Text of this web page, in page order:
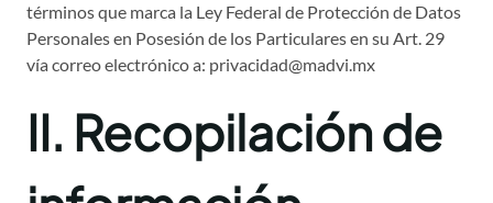
términos que marca la Ley Federal de Protección de Datos
Personales en Posesión de los Particulares en su Art. 29
vía correo electrónico a: privacidad@madvi.mx
II. Recopilación de